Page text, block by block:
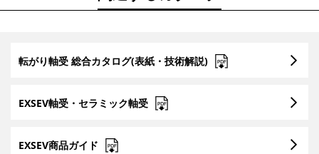
転がり軸受 総合カタログ(表紙・技術解説)
EXSEV軸受・セラミック軸受
EXSEV商品ガイド